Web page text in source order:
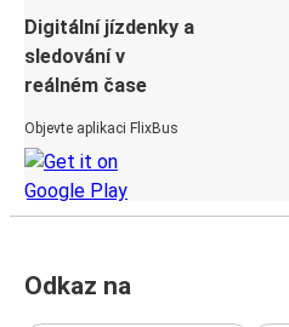
Digitální jízdenky a
sledování v
reálném čase
Objevte aplikaci FlixBus
Odkaz na